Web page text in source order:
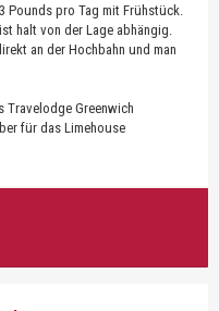
Pounds pro Tag mit Frühstück.
halt von der Lage abhängig.
an der Hochbahn und man
Travelodge Greenwich
für das Limehouse